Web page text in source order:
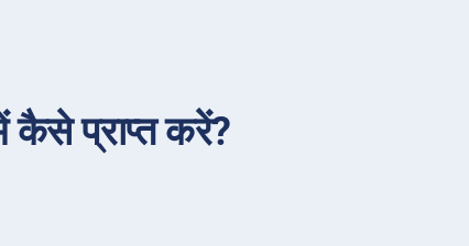
कैसे प्राप्त करें?